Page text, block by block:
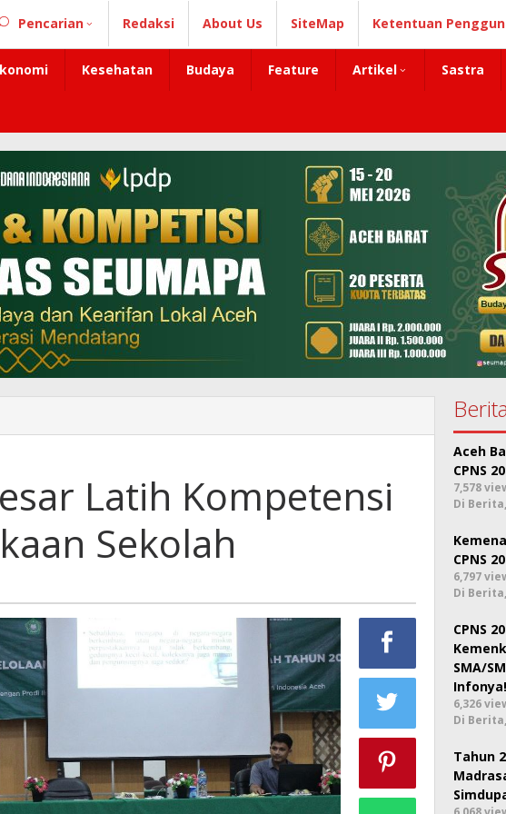
Pencarian Redaksi About Us SiteMap Ketentuan
Kesehatan Budaya Feature Artikel Sastra
Latih Kompetensi
Sekolah
Aceh
CPNS
7,578
Di
CPNS
6,797
Di
CPNS
SMA/
Infonya!
6,326
Di
Tahun